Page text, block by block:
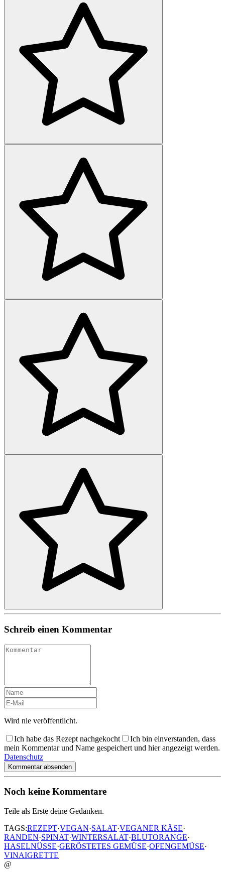
Schreib einen Kommentar
Wird nie veröffentlicht.
Ich habe das Rezept nachgekocht
Ich bin einverstanden, dass
mein Kommentar und Name gespeichert und hier angezeigt werden.
Datenschutz
Kommentar absenden
Noch keine Kommentare
Teile als Erste deine Gedanken.
TAGS:REZEPT·VEGAN·SALAT·VEGANER KÄSE·
RANDEN·SPINAT·WINTERSALAT·BLUTORANGE·
HASELNÜSSE·GERÖSTETES GEMÜSE·OFENGEMÜSE·
VINAIGRETTE
@